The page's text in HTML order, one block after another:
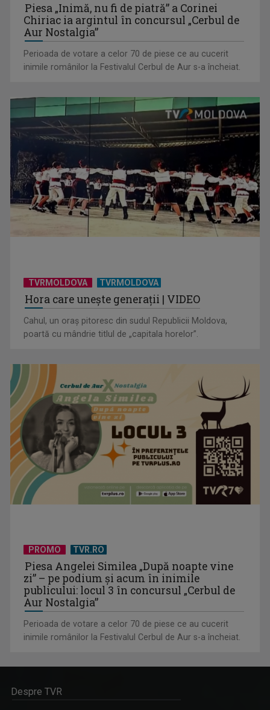
Piesa „Inimă, nu fi de piatră” a Corinei
Chiriac ia argintul în concursul „Cerbul de
Aur Nostalgia”
Perioada de votare a celor 70 de piese ce au cucerit
inimile românilor la Festivalul Cerbul de Aur s-a încheiat.
TVRMOLDOVA TVRMOLDOVA
Hora care unește generații | VIDEO
Cahul, un oraș pitoresc din sudul Republicii Moldova,
poartă cu mândrie titlul de „capitala horelor”.
PROMO TVR.RO
Piesa Angelei Similea „După noapte vine
zi” – pe podium şi acum în inimile
publicului: locul 3 în concursul „Cerbul de
Aur Nostalgia”
Perioada de votare a celor 70 de piese ce au cucerit
inimile românilor la Festivalul Cerbul de Aur s-a încheiat.
Despre TVR